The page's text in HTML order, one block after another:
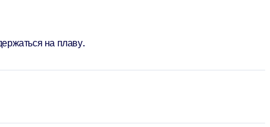
на плаву.